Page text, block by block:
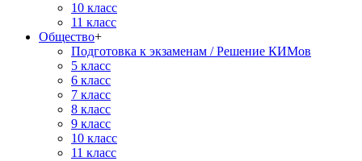
10 класс
11 класс
Общество+
Подготовка к экзаменам / Решение КИМов
5 класс
6 класс
7 класс
8 класс
9 класс
10 класс
11 класс